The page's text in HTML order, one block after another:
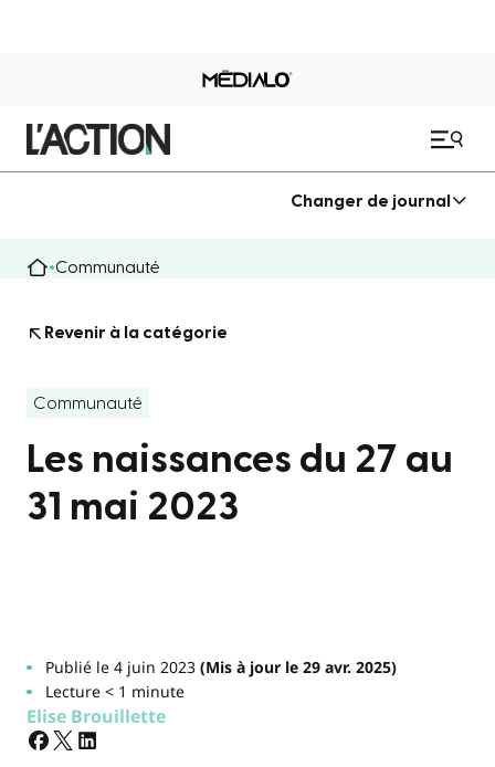
Changer de journal
Communauté
Revenir à la catégorie
Communauté
Les naissances du 27 au
31 mai 2023
Publié le 4 juin 2023(Mis à jour le 29 avr. 2025)
Lecture < 1 minute
Elise Brouillette